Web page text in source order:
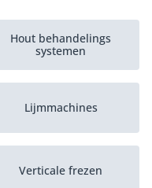
Hout behandelings
systemen
Lijmmachines
Verticale frezen